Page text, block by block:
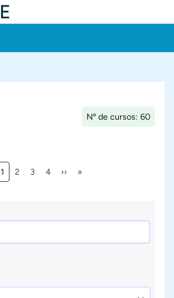
Nº de cursos: 60
Paginación
Página actual
1 Página
2 Página
3 Página
4 Siguiente página
›› Última página
»